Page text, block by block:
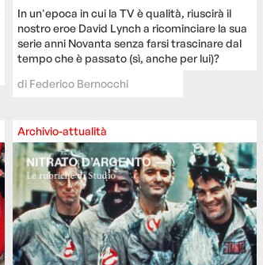
In un'epoca in cui la TV è qualità, riuscirà il
nostro eroe David Lynch a ricominciare la sua
serie anni Novanta senza farsi trascinare dal
tempo che è passato (sì, anche per lui)?
di Federico Bernocchi
Archivio-attualità